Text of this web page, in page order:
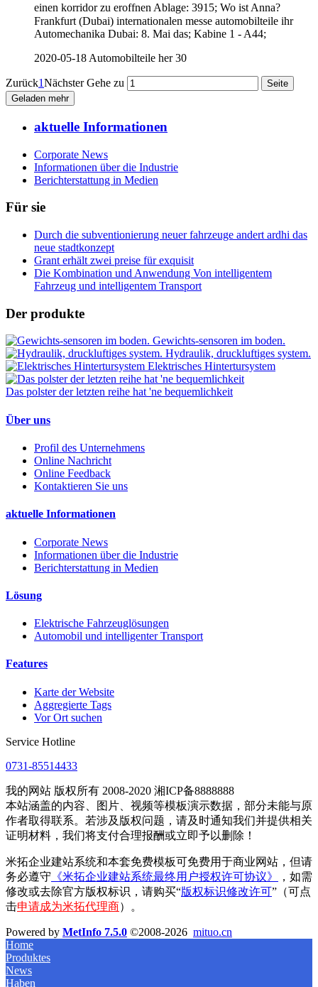
einen korridor zu eroffnen Ablage: 3915; Wo ist Anna?
Frankfurt (Dubai) internationalen messe automobilteile ihr
Automechanika Dubai: 8. Mai das; Kabine 1 - A44;
2020-05-18 Automobilteile her 30
Zurück1Nächster Gehe zu
Geladen mehr
aktuelle Informationen
Corporate News
Informationen über die Industrie
Berichterstattung in Medien
Für sie
Durch die subventionierung neuer fahrzeuge andert ardhi das
neue stadtkonzept
Grant erhält zwei preise für exquisit
Die Kombination und Anwendung Von intelligentem
Fahrzeug und intelligentem Transport
Der produkte
Gewichts-sensoren im boden.
Hydraulik, druckluftiges system.
Elektrisches Hintertursystem
Das polster der letzten reihe hat 'ne bequemlichkeit
Über uns
Profil des Unternehmens
Online Nachricht
Online Feedback
Kontaktieren Sie uns
aktuelle Informationen
Corporate News
Informationen über die Industrie
Berichterstattung in Medien
Lösung
Elektrische Fahrzeuglösungen
Automobil und intelligenter Transport
Features
Karte der Website
Aggregierte Tags
Vor Ort suchen
Service Hotline
0731-85514433
我的网站 版权所有 2008-2020 湘ICP备8888888
本站涵盖的内容、图片、视频等模板演示数据，部分未能与原
作者取得联系。若涉及版权问题，请及时通知我们并提供相关
证明材料，我们将支付合理报酬或立即予以删除！
米拓企业建站系统和本套免费模板可免费用于商业网站，但请
务必遵守 《米拓企业建站系统最终用户授权许可协议》
，如需
修改或去除官方版权标识，请购买“版权标识修改许可”（可点
击申请成为米拓代理商）。
Powered by MetInfo 7.5.0 ©2008-2026 mituo.cn
Home
Produktes
News
Haben